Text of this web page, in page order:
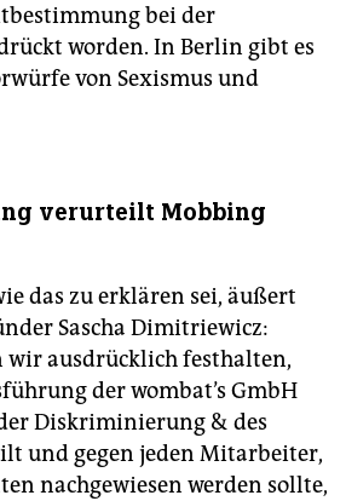
bei der
worden. In Berlin gibt es
von Sexismus und
verurteilt Mobbing
das zu erklären sei, äußert
Sascha Dimitriewicz:
wir ausdrücklich festhalten,
der wombat’s GmbH
Diskriminierung & des
und gegen jeden Mitarbeiter,
nachgewiesen werden sollte,